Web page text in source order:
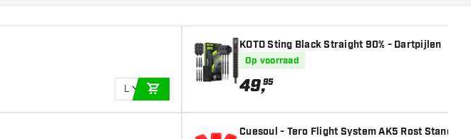
L
KOTO Sting Black Straight 90% - Dartpijlen
Op voorraad
49,95
Cuesoul - Tero Flight System AK5 Rost